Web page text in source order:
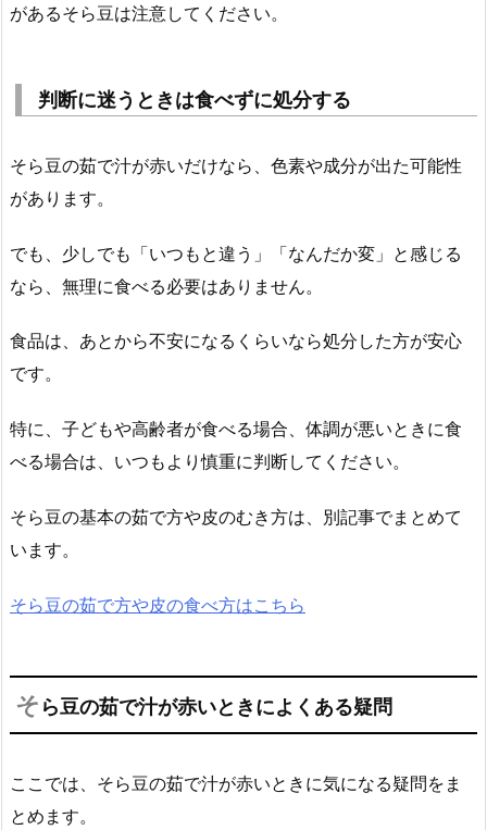
があるそら豆は注意してください。
判断に迷うときは食べずに処分する
そら豆の茹で汁が赤いだけなら、色素や成分が出た可能性
があります。
でも、少しでも「いつもと違う」「なんだか変」と感じる
なら、無理に食べる必要はありません。
食品は、あとから不安になるくらいなら処分した方が安心
です。
特に、子どもや高齢者が食べる場合、体調が悪いときに食
べる場合は、いつもより慎重に判断してください。
そら豆の基本の茹で方や皮のむき方は、別記事でまとめて
います。
そら豆の茹で方や皮の食べ方はこちら
そ ら豆の茹で汁が赤いときによくある疑問
ここでは、そら豆の茹で汁が赤いときに気になる疑問をま
とめます。